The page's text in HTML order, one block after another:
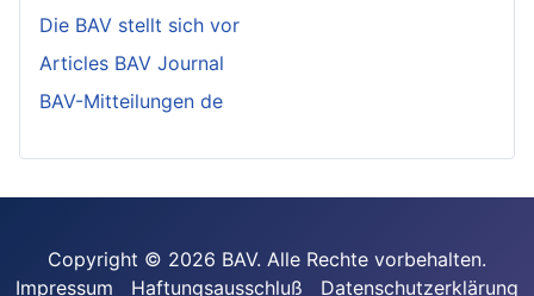
Die BAV stellt sich vor
Articles BAV Journal
BAV-Mitteilungen de
Copyright © 2026 BAV. Alle Rechte vorbehalten.
Impressum
Haftungsausschluß Datenschutzerklärung